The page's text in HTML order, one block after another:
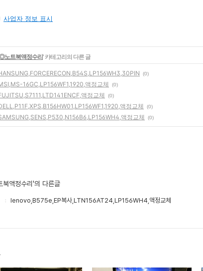
사업자 정보 표시
노트북액정수리' 카테고리의 다른 글
(0)
16GC,LP156WF1,1920,액정교체 (0)
액정교체 (0)
액정교체 (0)
액정교체 (0)
액정수리'의 다른글
lenovo,B575e,EP복사,LTN156AT24,LP156WH4,액정교체